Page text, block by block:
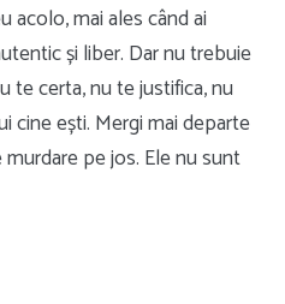
acolo, mai ales când ai
și liber. Dar nu trebuie
te certa, nu te justifica, nu
cine ești. Mergi mai departe
pe jos. Ele nu sunt